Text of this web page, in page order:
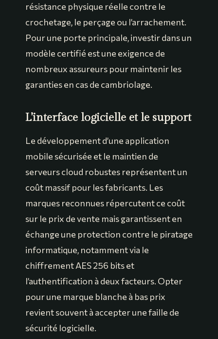
résistance physique réelle contre le
crochetage, le perçage ou l’arrachement.
Pour une porte principale, investir dans un
modèle certifié est une exigence de
nombreux assureurs pour maintenir les
garanties en cas de cambriolage.
L’interface logicielle et le support
Le développement d’une application
mobile sécurisée et le maintien de
serveurs cloud robustes représentent un
coût massif pour les fabricants. Les
marques reconnues répercutent ce coût
sur le prix de vente mais garantissent en
échange une protection contre le piratage
informatique, notamment via le
chiffrement AES 256 bits et
l’authentification à deux facteurs. Opter
pour une marque blanche à bas prix
revient souvent à accepter une faille de
sécurité logicielle.